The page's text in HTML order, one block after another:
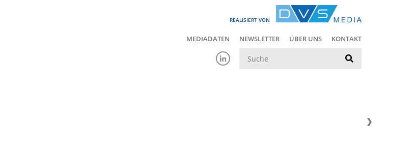
REALISIERT VON
MEDIADATEN NEWSLETTER ÜBER UNS KONTAKT